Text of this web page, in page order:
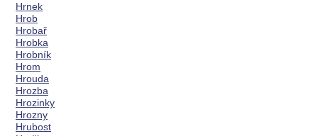
Hrnek
Hrob
Hrobař
Hrobka
Hrobník
Hrom
Hrouda
Hrozba
Hrozinky
Hrozny
Hrubost